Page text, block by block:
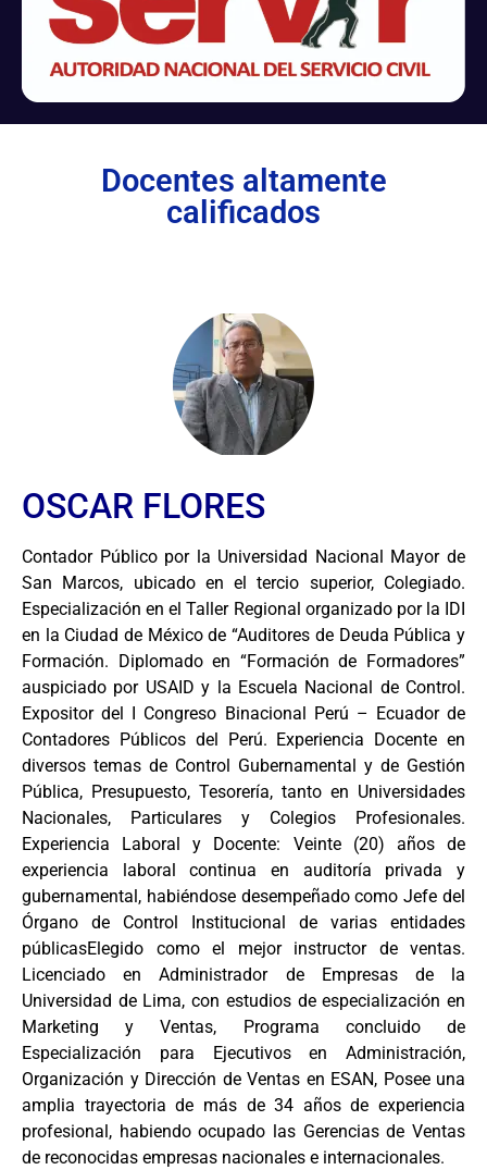
Docentes altamente
calificados
OSCAR FLORES
Contador Público por la Universidad Nacional Mayor de
San Marcos, ubicado en el tercio superior, Colegiado.
Especialización en el Taller Regional organizado por la IDI
en la Ciudad de México de “Auditores de Deuda Pública y
Formación. Diplomado en “Formación de Formadores”
auspiciado por USAID y la Escuela Nacional de Control.
Expositor del I Congreso Binacional Perú – Ecuador de
Contadores Públicos del Perú. Experiencia Docente en
diversos temas de Control Gubernamental y de Gestión
Pública, Presupuesto, Tesorería, tanto en Universidades
Nacionales, Particulares y Colegios Profesionales.
Experiencia Laboral y Docente: Veinte (20) años de
experiencia laboral continua en auditoría privada y
gubernamental, habiéndose desempeñado como Jefe del
Órgano de Control Institucional de varias entidades
públicasElegido como el mejor instructor de ventas.
Licenciado en Administrador de Empresas de la
Universidad de Lima, con estudios de especialización en
Marketing y Ventas, Programa concluido de
Especialización para Ejecutivos en Administración,
Organización y Dirección de Ventas en ESAN, Posee una
amplia trayectoria de más de 34 años de experiencia
profesional, habiendo ocupado las Gerencias de Ventas
de reconocidas empresas nacionales e internacionales.